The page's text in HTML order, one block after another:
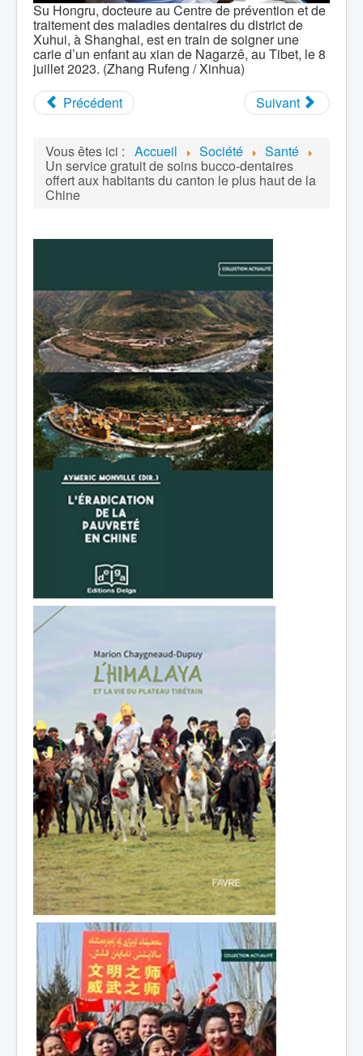
Su Hongru, docteure au Centre de prévention et de
traitement des maladies dentaires du district de
Xuhui, à Shanghai, est en train de soigner une
carie d’un enfant au xian de Nagarzê, au Tibet, le 8
juillet 2023. (Zhang Rufeng / Xinhua)
Précédent
Suivant
Vous êtes ici : Accueil Société Santé
Un service gratuit de soins bucco-dentaires
offert aux habitants du canton le plus haut de la
Chine